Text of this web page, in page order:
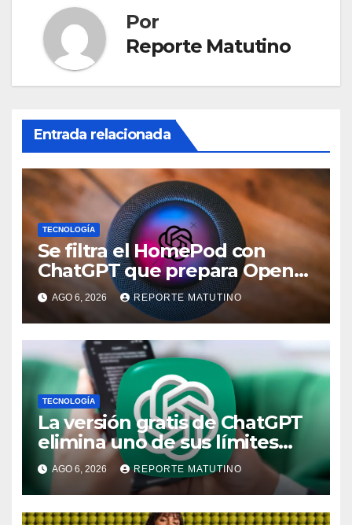
Por
Reporte Matutino
Entrada relacionada
TECNOLOGÍA
Se filtra el HomePod con
ChatGPT que prepara OpenAI
y su diseño es una locura
AGO 6, 2026 REPORTE MATUTINO
TECNOLOGÍA
La versión gratis de ChatGPT
elimina uno de sus límites
más pedidos y ahora es más
útil
AGO 6, 2026 REPORTE MATUTINO